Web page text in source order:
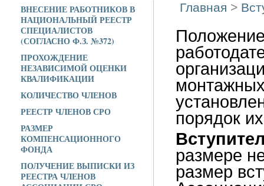
ВНЕСЕНИЕ РАБОТНИКОВ В
НАЦИОНАЛЬНЫЙ РЕЕСТР
СПЕЦИАЛИСТОВ
(СОГЛАСНО Ф.З. №372)
ПРОХОЖДЕНИЕ
НЕЗАВИСИМОЙ ОЦЕНКИ
КВАЛИФИКАЦИИ
КОЛИЧЕСТВО ЧЛЕНОВ
РЕЕСТР ЧЛЕНОВ СРО
РАЗМЕР
КОМПЕНСАЦИОННОГО
ФОНДА
ПОЛУЧЕНИЕ ВЫПИСКИ ИЗ
РЕЕСТРА ЧЛЕНОВ
Главная >
порядок
размере
размер